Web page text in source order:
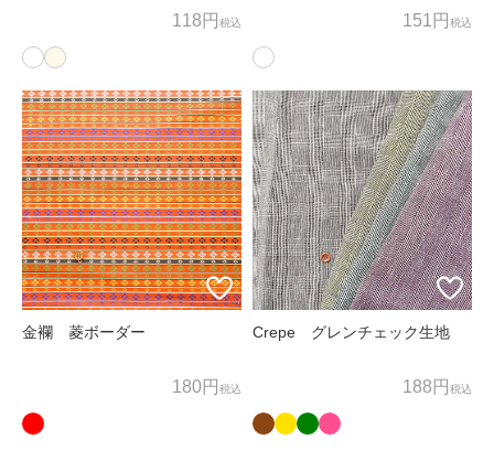
118円 税込 151円 税込
金襴 菱ボーダー
180円 税込
Crepe グレンチェック生地
188円 税込